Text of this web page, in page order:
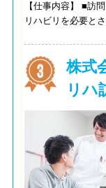
【仕事内容】 ■訪
リハビリを必要と
株式
リハ
ョン